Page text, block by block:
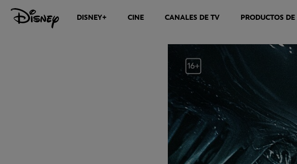
DISNEY+ CINE CANALES DE TV PRODUCTOS